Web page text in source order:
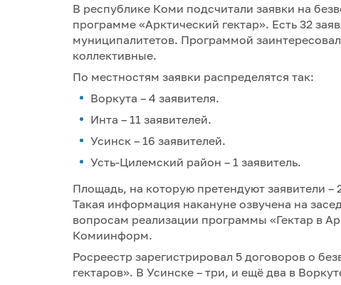
В республике Коми подсчитали заявки на
программе «Арктический гектар». Есть 32
муниципалитетов. Программой
коллективные.
По местностям заявки распределятся так:
Воркута – 4 заявителя.
Инта – 11 заявителей.
Усинск – 16 заявителей.
Усть-Цилемский район – 1 заявитель.
Площадь, на которую претендуют заявители
Такая информация накануне озвучена на
вопросам реализации программы «Гектар в
Комиинформ.
Росреестр зарегистрировал 5 договоров о
гектаров». В Усинске – три, и ещё два в